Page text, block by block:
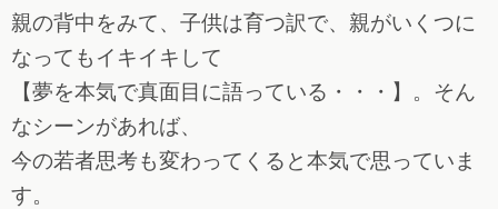
親の背中をみて、子供は育つ訳で、親がいくつに
なってもイキイキして
【夢を本気で真面目に語っている・・・】。そん
なシーンがあれば、
今の若者思考も変わってくると本気で思っていま
す。